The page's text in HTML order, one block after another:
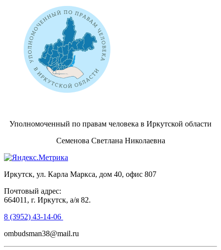
Уполномоченный по правам человека в Иркутской области
Семенова Светлана Николаевна
Иркутск, ул. Карла Маркса, дом 40, офис 807
Почтовый адрес:
664011, г. Иркутск, а/я 82.
8 (3952) 43-14-06
ombudsman38@mail.ru